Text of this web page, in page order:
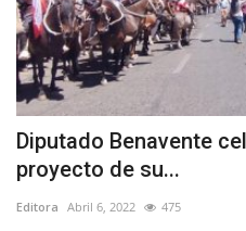
Diputado Benavente
proyecto de su...
Editora Abril 6, 2022 475